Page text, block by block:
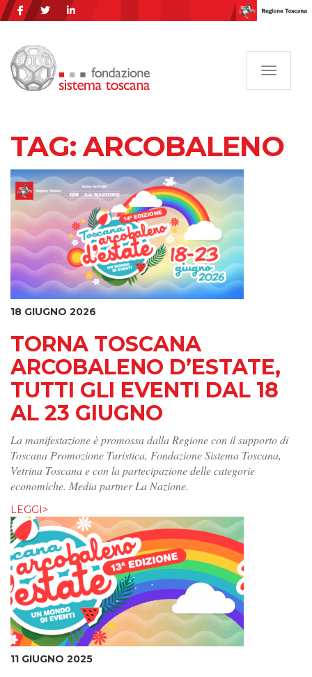
TAG: ARCOBALENO
18 GIUGNO 2026
TORNA TOSCANA
ARCOBALENO D’ESTATE,
TUTTI GLI EVENTI DAL 18
AL 23 GIUGNO
La manifestazione è promossa dalla Regione con il supporto di
Toscana Promozione Turistica, Fondazione Sistema Toscana,
Vetrina Toscana e con la partecipazione delle categorie
economiche. Media partner La Nazione.
LEGGI>
11 GIUGNO 2025